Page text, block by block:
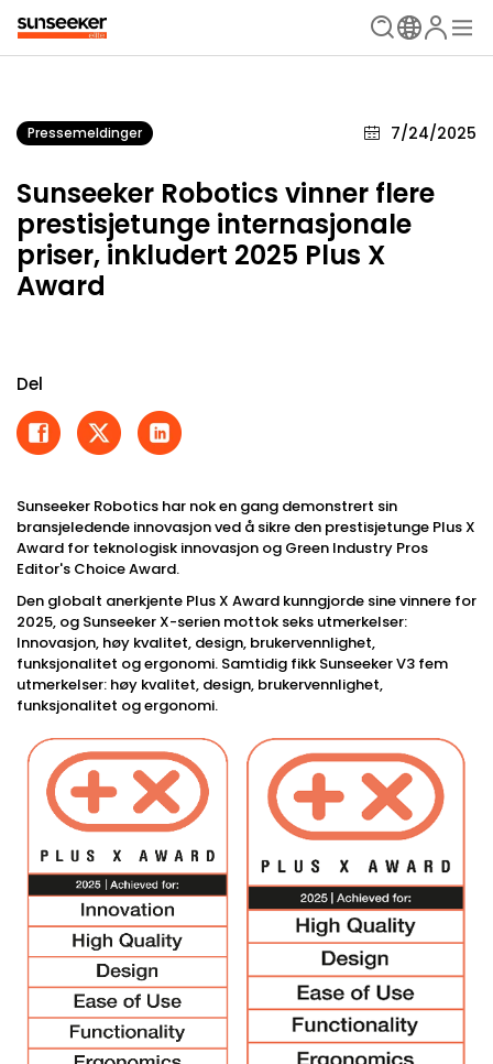
Pressemeldinger 7/24/2025
Sunseeker Robotics vinner flere
prestisjetunge internasjonale
priser, inkludert 2025 Plus X
Award
Del
Sunseeker Robotics har nok en gang demonstrert sin
bransjeledende innovasjon ved å sikre den prestisjetunge Plus X
Award for teknologisk innovasjon og Green Industry Pros
Editor's Choice Award.
Den globalt anerkjente Plus X Award kunngjorde sine vinnere for
2025, og Sunseeker X-serien mottok seks utmerkelser:
Innovasjon, høy kvalitet, design, brukervennlighet,
funksjonalitet og ergonomi. Samtidig fikk Sunseeker V3 fem
utmerkelser: høy kvalitet, design, brukervennlighet,
funksjonalitet og ergonomi.